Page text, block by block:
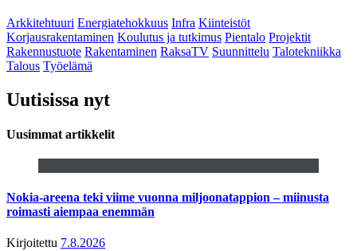
Arkkitehtuuri Energiatehokkuus Infra Kiinteistöt
Korjausrakentaminen Koulutus ja tutkimus Pientalo Projektit
Rakennustuote Rakentaminen RaksaTV Suunnittelu Talotekniikka
Talous Työelämä
Uutisissa nyt
Uusimmat artikkelit
Nokia-areena teki viime vuonna miljoonatappion – miinusta
roimasti aiempaa enemmän
Kirjoitettu 7.8.2026